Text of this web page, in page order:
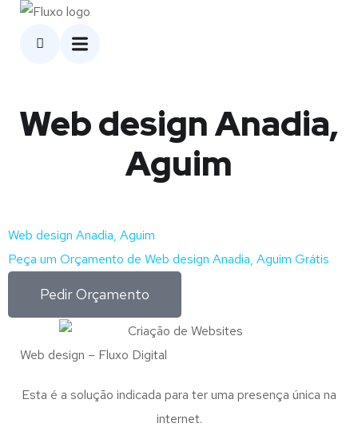
Web design Anadia,
Aguim
Web design Anadia, Aguim
Peça um Orçamento de Web design Anadia, Aguim Grátis
Pedir Orçamento
Web design – Fluxo Digital
Esta é a solução indicada para ter uma presença única na
internet.